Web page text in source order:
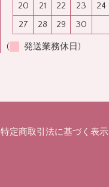
20
21 22 23 24
27
28 29 30
( 発送業務休日)
特定商取引法に基づく表示